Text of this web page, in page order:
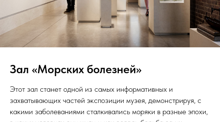
Зал «Морских болезней»
Этот зал станет одной из самых информативных и
захватывающих частей экспозиции музея, демонстрируя, с
какими заболеваниями сталкивались моряки в разные эпохи,